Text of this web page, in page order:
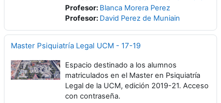
Profesor: Blanca Morera Perez
Profesor: David Perez de Muniain
Master Psiquiatría Legal UCM - 17-19
Espacio destinado a los alumnos
matriculados en el Master en Psiquiatría
Legal de la UCM, edición 2019-21. Acceso
con contraseña.